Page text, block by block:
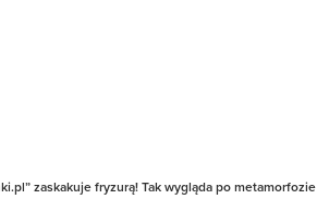
zaskakuje fryzurą! Tak wygląda po metamorfozie